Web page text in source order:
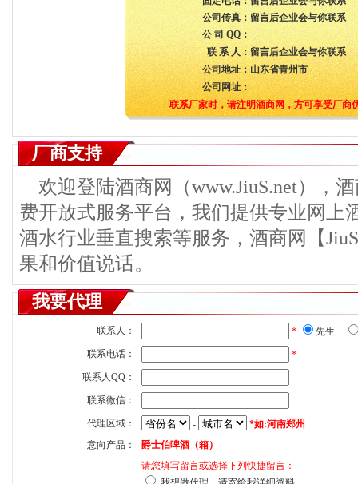
公司传真： 留言后企业会与你联系
公 司 QQ：
联 系 人：留言后企业会与你联系
公司地址：山东省青州市
公司网址：
联系厂家时，请注明酒商网，方可享受厂商
厂商支持
欢迎登陆酒商网（www.JiuS.net），
费开放式服务平台，我们提供专业网上
酒水行业垂直搜索等服务，酒商网【
果和价值说话。
我要代理
联系人： *
先生
联系电话：
*
联系人QQ：
联系微信：
代理区域： -
*如:河南郑州
意向产品：
爵士伯啤酒（箱）
请您填写留言或选择下列快捷留言：